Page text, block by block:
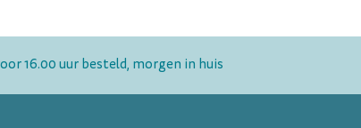
16.00 uur besteld, morgen in huis